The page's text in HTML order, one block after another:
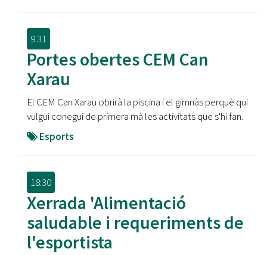
9:31
Portes obertes CEM Can
Xarau
El CEM Can Xarau obrirà la piscina i el gimnàs perquè qui
vulgui conegui de primera mà les activitats que s'hi fan.
Esports
18:30
Xerrada 'Alimentació
saludable i requeriments de
l'esportista